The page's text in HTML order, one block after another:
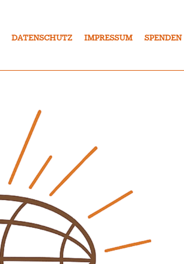
DATENSCHUTZ IMPRESSUM SPENDEN